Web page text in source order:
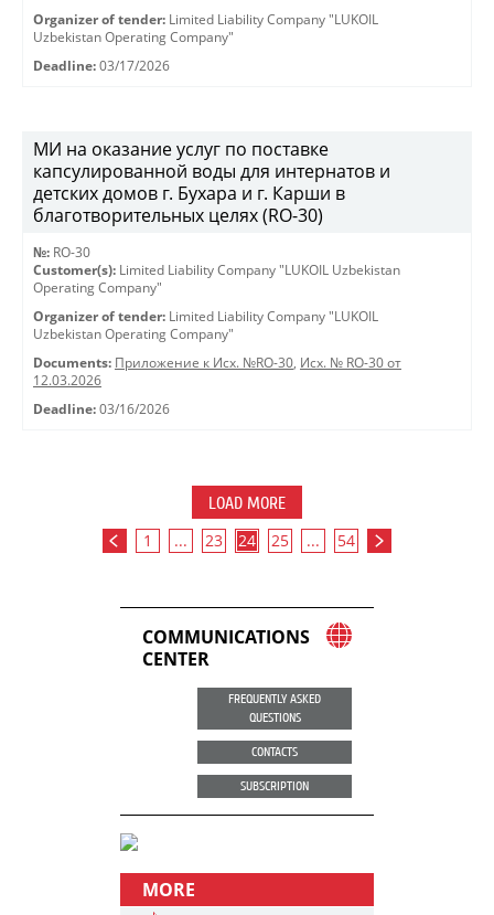
Organizer of tender: Limited Liability Company "LUKOIL
Uzbekistan Operating Company"
Deadline: 03/17/2026
МИ на оказание услуг по поставке
капсулированной воды для интернатов и
детских домов г. Бухара и г. Карши в
благотворительных целях (RO-30)
№: RO-30
Customer(s): Limited Liability Company "LUKOIL Uzbekistan
Operating Company"
Organizer of tender: Limited Liability Company "LUKOIL
Uzbekistan Operating Company"
Documents: Приложение к Исх. №RO-30, Исх. № RO-30 от
12.03.2026
Deadline: 03/16/2026
LOAD MORE
1 ... 23 24 25 ... 54
COMMUNICATIONS
CENTER
FREQUENTLY ASKED
QUESTIONS
CONTACTS
SUBSCRIPTION
MORE